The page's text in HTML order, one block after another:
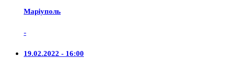
Маріуполь
-
19.02.2022 - 16:00